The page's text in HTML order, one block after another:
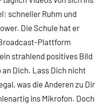
schneller Ruhm und
Die Schule hat er
Plattform
strahlend positives Bild
an Dich. Lass Dich nicht
was die Anderen zu Dir
ins Mikrofon. Doch